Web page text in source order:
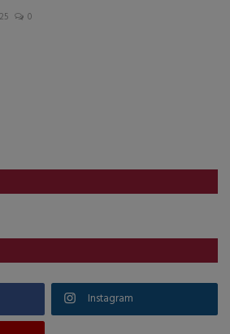
0
Instagram